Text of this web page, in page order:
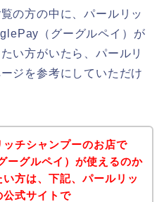
の方の中に、パールリッ
（グーグルペイ）が
い方がいたら、パールリ
ジを参考にしていただけ
ッチシャンプーのお店で
ーグルペイ）が使えるのか
い方は、下記、パールリッ
公式サイトで